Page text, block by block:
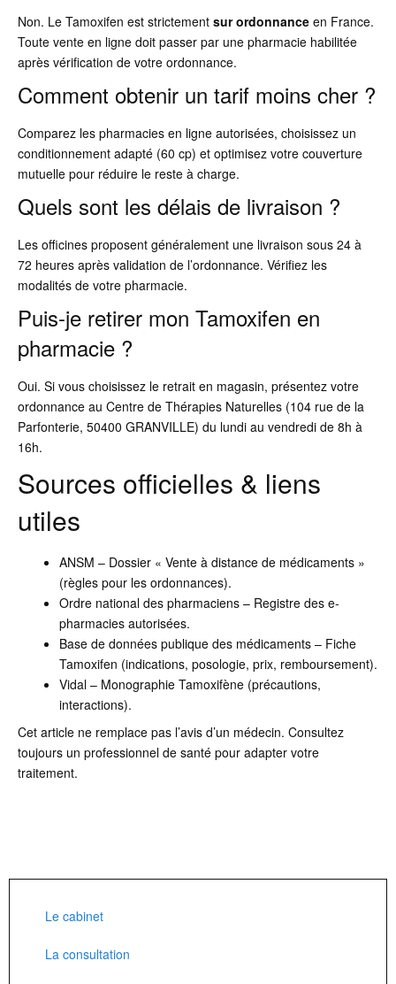
Non. Le Tamoxifen est strictement sur ordonnance en France.
Toute vente en ligne doit passer par une pharmacie habilitée
après vérification de votre ordonnance.
Comment obtenir un tarif moins cher ?
Comparez les pharmacies en ligne autorisées, choisissez un
conditionnement adapté (60 cp) et optimisez votre couverture
mutuelle pour réduire le reste à charge.
Quels sont les délais de livraison ?
Les officines proposent généralement une livraison sous 24 à
72 heures après validation de l’ordonnance. Vérifiez les
modalités de votre pharmacie.
Puis-je retirer mon Tamoxifen en
pharmacie ?
Oui. Si vous choisissez le retrait en magasin, présentez votre
ordonnance au Centre de Thérapies Naturelles (104 rue de la
Parfonterie, 50400 GRANVILLE) du lundi au vendredi de 8h à
16h.
Sources officielles & liens
utiles
ANSM – Dossier « Vente à distance de médicaments »
(règles pour les ordonnances).
Ordre national des pharmaciens – Registre des e-
pharmacies autorisées.
Base de données publique des médicaments – Fiche
Tamoxifen (indications, posologie, prix, remboursement).
Vidal – Monographie Tamoxifène (précautions,
interactions).
Cet article ne remplace pas l’avis d’un médecin. Consultez
toujours un professionnel de santé pour adapter votre
traitement.
Le cabinet
La consultation